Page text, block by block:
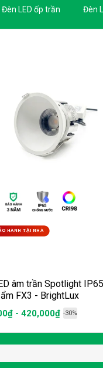
Đèn LED ốp trần Đèn
HÀNH TẠI NHÀ
âm trần Spotlight IP65
FX3 - BrightLux
- 420,000₫ -30%